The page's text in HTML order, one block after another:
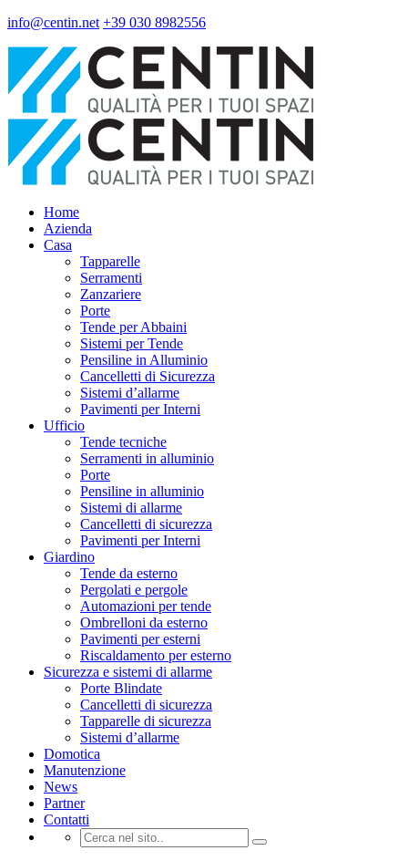
info@centin.net +39 030 8982556
Home
Azienda
Casa
Tapparelle
Serramenti
Zanzariere
Porte
Tende per Abbaini
Sistemi per Tende
Pensiline in Alluminio
Cancelletti di Sicurezza
Sistemi d’allarme
Pavimenti per Interni
Ufficio
Tende tecniche
Serramenti in alluminio
Porte
Pensiline in alluminio
Sistemi di allarme
Cancelletti di sicurezza
Pavimenti per Interni
Giardino
Tende da esterno
Pergolati e pergole
Automazioni per tende
Ombrelloni da esterno
Pavimenti per esterni
Riscaldamento per esterno
Sicurezza e sistemi di allarme
Porte Blindate
Cancelletti di sicurezza
Tapparelle di sicurezza
Sistemi d’allarme
Domotica
Manutenzione
News
Partner
Contatti